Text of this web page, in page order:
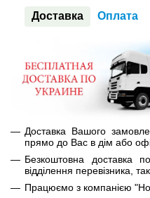
Доставка Оплата
Доставка Вашого
прямо до Вас в дім або
Безкоштовна доставка
відділення перевізника,
Працюємо з компанією